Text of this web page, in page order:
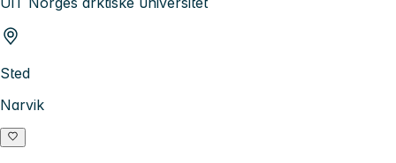
Sted
Narvik